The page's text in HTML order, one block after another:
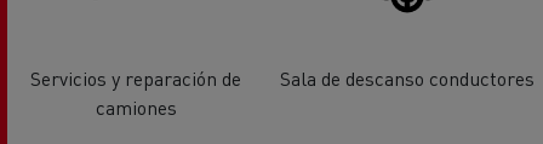
Servicios y reparación de
camiones
Sala de descanso conductores